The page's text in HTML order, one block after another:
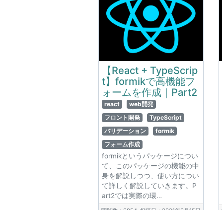
【React + TypeScrip
t】formikで高機能フ
ォームを作成｜Part2
react
web開発
フロント開発
TypeScript
バリデーション
formik
フォーム作成
formikというパッケージについ
て、このパッケージの機能の中
身を解説しつつ、使い方につい
て詳しく解説していきます。P
art2では実際の環…